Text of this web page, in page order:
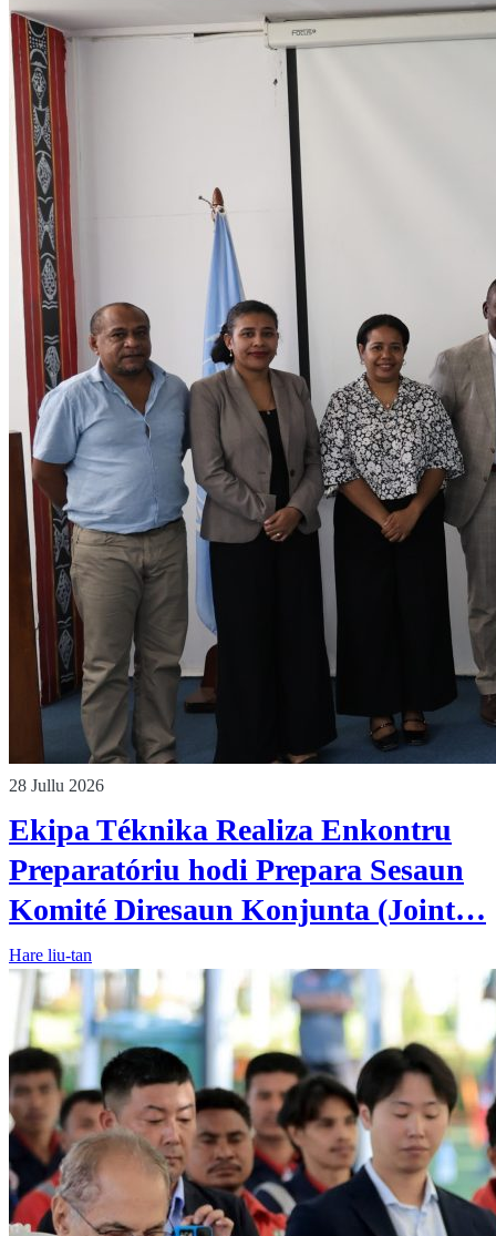
28 Jullu 2026
Ekipa Téknika Realiza Enkontru
Preparatóriu hodi Prepara Sesaun
Komité Diresaun Konjunta (Joint…
Hare liu-tan